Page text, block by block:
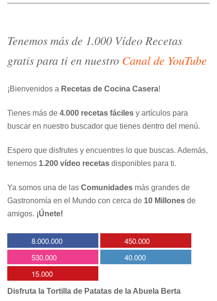
Tenemos más de 1.000 Vídeo Recetas
gratis para ti en nuestro Canal de YouTube
¡Bienvenidos a Recetas de Cocina Casera!
Tienes más de 4.000 recetas fáciles y artículos para
buscar en nuestro buscador que tienes dentro del menú.
Espero que disfrutes y encuentres lo que buscas. Además,
tenemos 1.200 vídeo recetas disponibles para ti.
Ya somos una de las Comunidades más grandes de
Gastronomía en el Mundo con cerca de 10 Millones de
amigos. ¡Únete!
8.000.000
450.000
530.000
40.000
15.000
Disfruta la Tortilla de Patatas de la Abuela Berta